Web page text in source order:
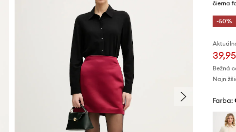
čierna
-50%
Bežná
Farba: